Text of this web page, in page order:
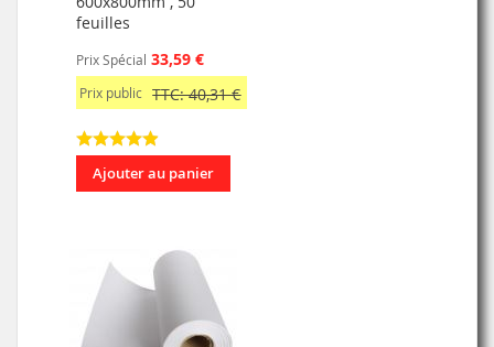
feuilles
Prix Spécial 33,59 €
Prix public TTC: 40,31 €
Ajouter au panier